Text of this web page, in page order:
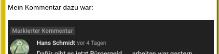
Mein Kommentar dazu war: